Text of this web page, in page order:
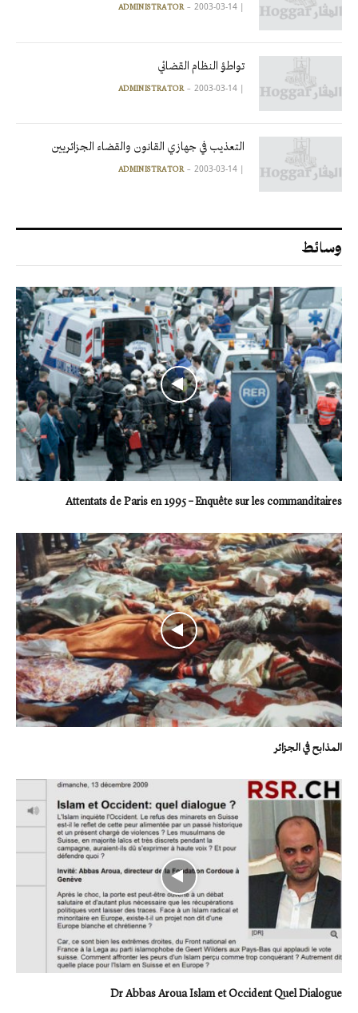
|
ADMINISTRATOR 2003-03-14
تواطؤ النظام القضائي
|
ADMINISTRATOR 2003-03-14
التعذيب في جهازي القانون والقضاء الجزائريين
|
ADMINISTRATOR 2003-03-14
وسائط
Attentats de Paris en 1995 – Enquête sur les commanditaires
المذابح في الجزائر
Dr Abbas Aroua Islam et Occident Quel Dialogue